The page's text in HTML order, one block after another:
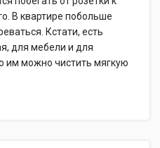
В квартире побольше
Кстати, есть
для мебели и для
им можно чистить мягкую